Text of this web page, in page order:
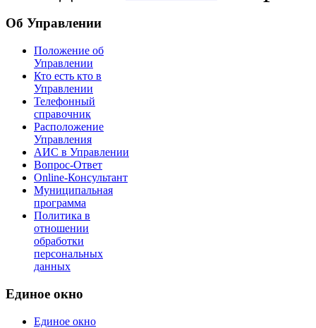
Об Управлении
Положение об
Управлении
Кто есть кто в
Управлении
Телефонный
справочник
Расположение
Управления
АИС в Управлении
Вопрос-Ответ
Online-Консультант
Муниципальная
программа
Политика в
отношении
обработки
персональных
данных
Единое окно
Единое окно